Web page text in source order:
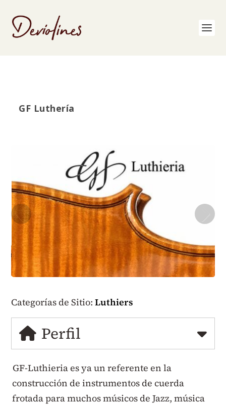
GF Luthería
Categorías de Sitio:Luthiers
Perfil
GF-Luthieria es ya un referente en la
construcción de instrumentos de cuerda
frotada para muchos músicos de Jazz, música